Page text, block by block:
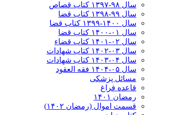
سال ۹۸-۱۳۹۷ کتاب قصاص
سال ۹۹-۱۳۹۸‍ کتاب قضا
سال ۱۴۰۰-۱۳۹۹ کتاب قضا
سال ۰۱-۱۴۰۰ کتاب قضا
سال ۰۲-۱۴۰۱ کتاب قضاء
سال ۰۳-۱۴۰۲ کتاب شهادات
سال ۰۴-۱۴۰۳ کتاب شهادات
سال ۰۵-۱۴۰۴ فقه العقود
مسائل پزشکی
قاعده فراغ
رمضان ۱۴۰۱
قسمت اموال (رمضان ۱۴۰۲)